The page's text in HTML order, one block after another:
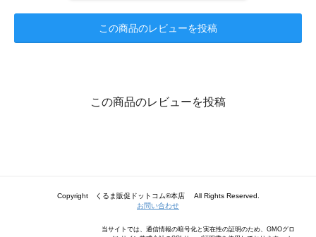
この商品のレビューを投稿
この商品のレビューを投稿
Copyright くるま販促ドットコム®本店 All Rights Reserved.
お問い合わせ
当サイトでは、通信情報の暗号化と実在性の証明のため、GMOグロ